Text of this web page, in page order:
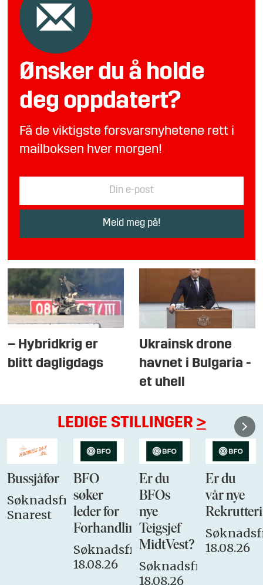
Ønsker du å holde
deg oppdatert?
Få de viktigste forsvarsnyhetene rett i
mailboksen hver morgen!
– Hybridkrig er
blitt dagligdags
Ukrainsk drone
havnet i Bulgaria -
et uhell
LEDIGE STILLINGER >
Bussjåfør
Søknadsfrist:
Snarest
BFO
søker
leder for
Forhandlingsutvalget
Søknadsfrist:
18.08.26
Er du
BFOs
nye
Teigsjef
MidtVest?
Søknadsfrist:
18.08.26
Er du
vår nye
18.08.26